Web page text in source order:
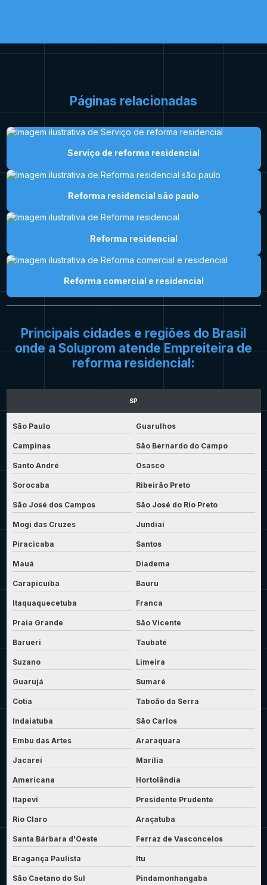
Páginas relacionadas
Serviço de reforma residencial
Reforma residencial são paulo
Reforma residencial
Reforma comercial e residencial
Principais cidades e regiões do Brasil
onde a Soluprom atende Empreiteira de
reforma residencial:
SP
São Paulo Guarulhos
Campinas São Bernardo do Campo
Santo André Osasco
Sorocaba Ribeirão Preto
São José dos Campos São José do Rio Preto
Mogi das Cruzes Jundiaí
Piracicaba Santos
Mauá Diadema
Carapicuíba Bauru
Itaquaquecetuba Franca
Praia Grande São Vicente
Barueri Taubaté
Suzano Limeira
Guarujá Sumaré
Cotia Taboão da Serra
Indaiatuba São Carlos
Embu das Artes Araraquara
Jacareí Marília
Americana Hortolândia
Itapevi Presidente Prudente
Rio Claro Araçatuba
Santa Bárbara d'Oeste Ferraz de Vasconcelos
Bragança Paulista Itu
São Caetano do Sul Pindamonhangaba